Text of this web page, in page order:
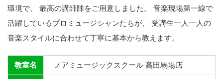
環境で、 最高の講師陣をご用意しました。 音楽現場第一線で
活躍しているプロミュージシャンたちが、 受講生一人一人の
音楽スタイルに合わせて丁寧に基本から教えます。
教室名 ノアミュージックスクール 高田馬場店